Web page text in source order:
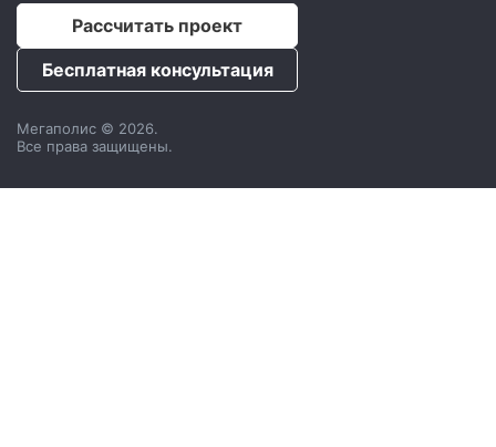
Рассчитать проект
Бесплатная консультация
Мегаполис © 2026.
Все права защищены.